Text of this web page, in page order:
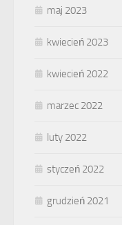
maj 2023
kwiecień 2023
kwiecień 2022
marzec 2022
luty 2022
styczeń 2022
grudzień 2021